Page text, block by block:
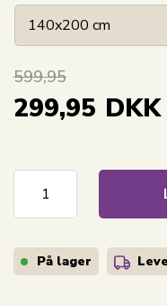
599,95
299,95 DKK
På lager